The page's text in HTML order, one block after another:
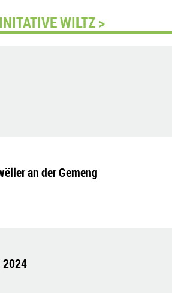
WILTZ >
an der Gemeng
2024